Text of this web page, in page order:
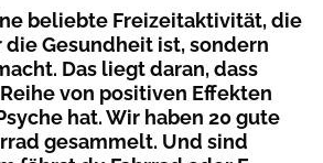
beliebte Freizeitaktivität, die
Gesundheit ist, sondern
Das liegt daran, dass
von positiven Effekten
hat. Wir haben 20 gute
gesammelt. Und sind